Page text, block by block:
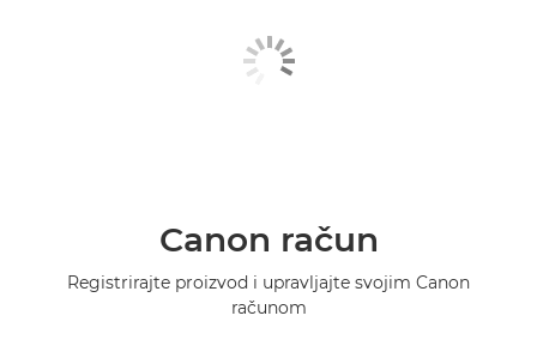
Canon račun
Registrirajte proizvod i upravljajte svojim Canon
računom